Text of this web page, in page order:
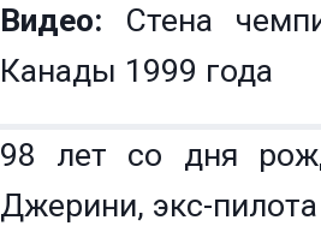
Видео: Стена
Канады 1999 года
98 лет со дня
Джерини, экс-